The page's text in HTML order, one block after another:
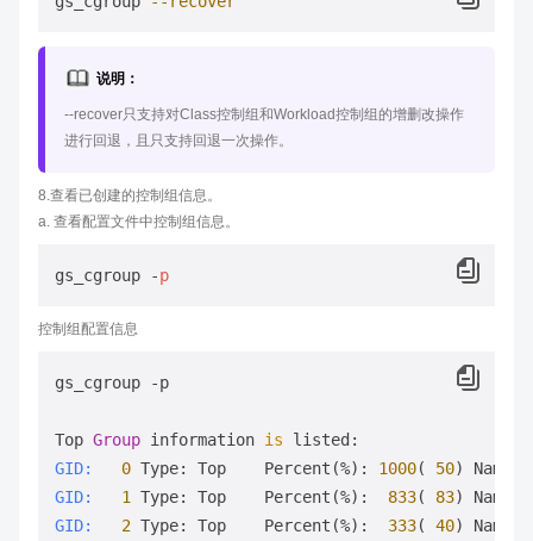
说明：
--recover只支持对Class控制组和Workload控制组的增删改操作
进行回退，且只支持回退一次操作。
8.查看已创建的控制组信息。
a. 查看配置文件中控制组信息。
gs_cgroup -p
控制组配置信息
gs_cgroup -p
Top Group information is
GID:
0 Type: Top    Percent(%): 1000( 50)
GID:
1 Type: Top    Percent(%): 833( 83)
GID:
2 Type: Top    Percent(%): 333( 40)